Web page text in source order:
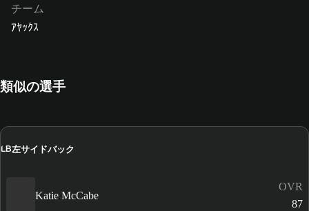
チーム
ｱﾔｯｸｽ
類似の選手
LB左サイドバック
Katie McCabe
OVR
87